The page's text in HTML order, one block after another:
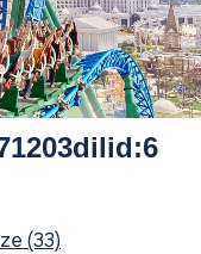
(33)